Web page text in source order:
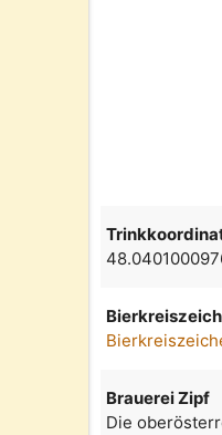
Brauerei Zipf
Die